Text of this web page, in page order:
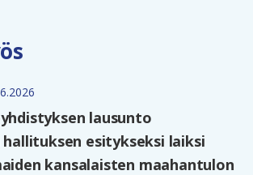
lausunto
esitykseksi laiksi
kansalaisten maahantulon